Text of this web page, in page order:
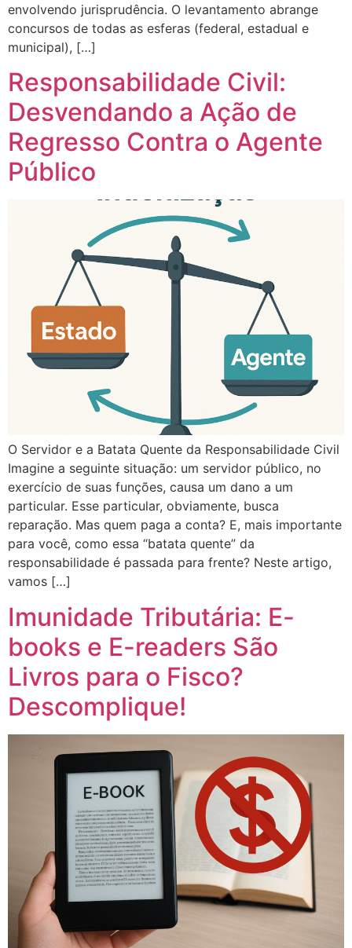
envolvendo jurisprudência. O levantamento abrange
concursos de todas as esferas (federal, estadual e
municipal), […]
Responsabilidade Civil:
Desvendando a Ação de
Regresso Contra o Agente
Público
O Servidor e a Batata Quente da Responsabilidade Civil
Imagine a seguinte situação: um servidor público, no
exercício de suas funções, causa um dano a um
particular. Esse particular, obviamente, busca
reparação. Mas quem paga a conta? E, mais importante
para você, como essa “batata quente” da
responsabilidade é passada para frente? Neste artigo,
vamos […]
Imunidade Tributária: E-
books e E-readers São
Livros para o Fisco?
Descomplique!